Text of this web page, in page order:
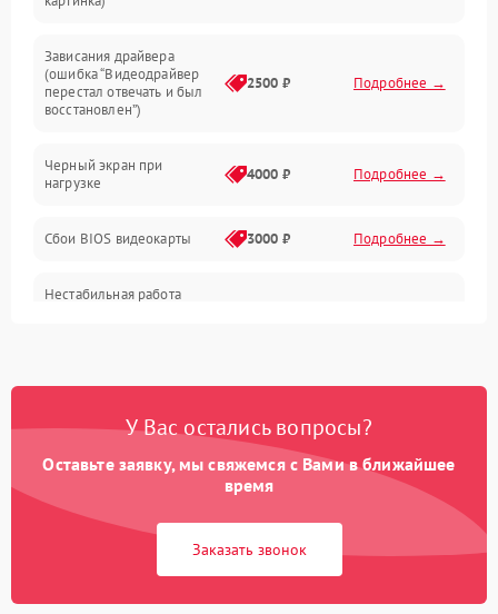
Интерфейсные и коммуникационные проблемы
Электропитание
ПО
Электронные компоненты
Система охлаждения
Экран (дисплей)
Программные сбои
Зависания драйвера
(ошибка “Видеодрайвер
перестал отвечать и был
восстановлен”)
2500 ₽ Подробнее →
Черный экран при
нагрузке
4000 ₽ Подробнее →
Сбои BIOS видеокарты 3000 ₽ Подробнее →
Нестабильная работа
У Вас остались вопросы?
Оставьте заявку, мы свяжемся с Вами в ближайшее
время
Заказать звонок